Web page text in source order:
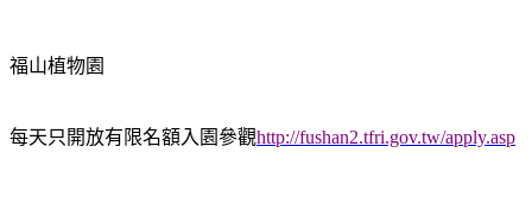
福山植物園
每天只開放有限名額入園參觀http://fushan2.tfri.gov.tw/apply.asp